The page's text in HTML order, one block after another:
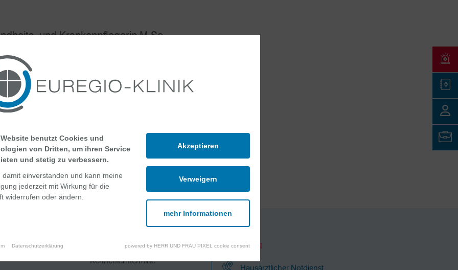
und Krankenpflegerin M.Sc.
klinik.de
842412
Angebote
Kennenlerntermine
Notfall
Website benutzt Cookies und
von Dritten, um ihren Service
und stetig zu verbessern.
damit einverstanden und kann meine
jederzeit mit Wirkung für die
widerrufen oder ändern.
Akzeptieren
Verweigern
mehr Informationen
Datenschutzerklärung powered by HERR UND FRAU PIXEL cookie consent